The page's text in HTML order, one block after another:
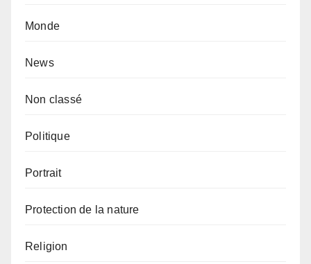
Monde
News
Non classé
Politique
Portrait
Protection de la nature
Religion